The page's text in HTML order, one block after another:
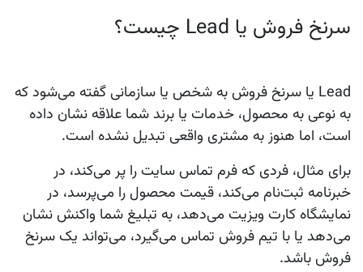
سرنخ فروش یا Lead چیست؟
Lead یا سرنخ فروش به شخص یا سازمانی گفته می‌شود که
به نوعی به محصول، خدمات یا برند شما علاقه نشان داده
است، اما هنوز به مشتری واقعی تبدیل نشده است.
برای مثال، فردی که فرم تماس سایت را پر می‌کند، در
خبرنامه ثبت‌نام می‌کند، قیمت محصول را می‌پرسد، در
نمایشگاه کارت ویزیت می‌دهد، به تبلیغ شما واکنش نشان
می‌دهد یا با تیم فروش تماس می‌گیرد، می‌تواند یک سرنخ
فروش باشد.